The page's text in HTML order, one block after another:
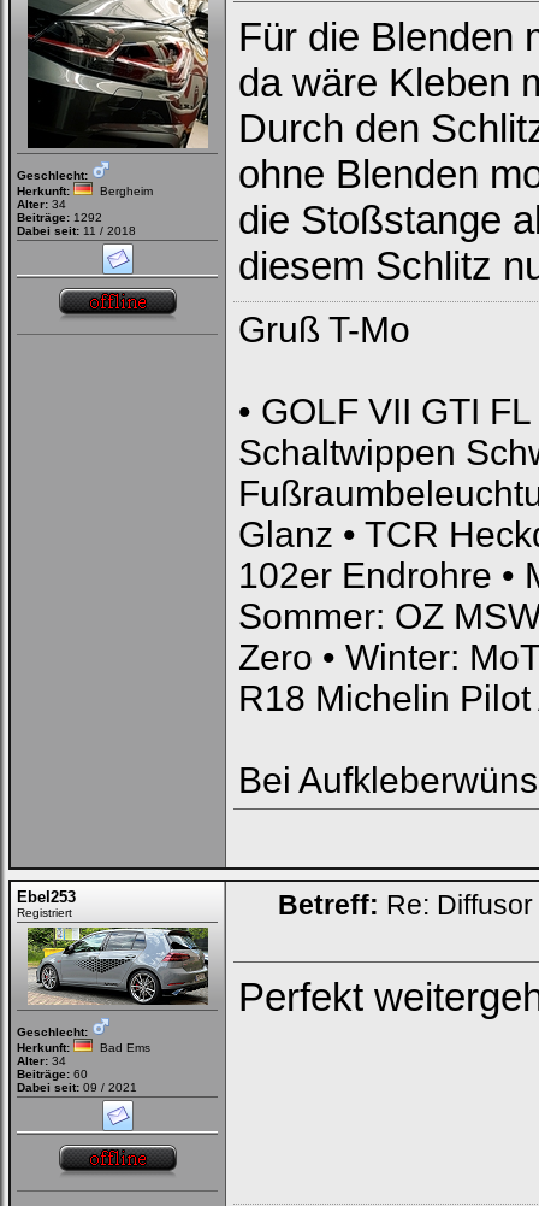
Ich habe mein Passwort
vergessen |Registrieren
Geschlecht:
Herkunft:
Bergheim
Alter: 34
Beiträge: 1292
Dabei seit: 11 / 2018
Für die Blenden
da wäre Kleben
Durch den
ohne Blenden
die Stoßstange
diesem Schlitz
Gruß T-Mo
• GOLF VII GTI
Schaltwippen
Glanz • TCR
102er Endrohre •
Sommer: OZ
Zero • Winter:
R18 Michelin Pilot
Bei
Ebel253
Registriert
Geschlecht:
Herkunft:
Bad Ems
Alter: 34
Beiträge: 60
Dabei seit: 09 / 2021
Betreff: Re:
Perfekt